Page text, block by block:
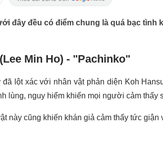
đây đều có điểm chung là quá bạc tình
Min Ho) - "Pachinko"
lột xác với nhân vật phản diện Koh
lùng, nguy hiểm khiến mọi người cảm thấy
này cũng khiến khán giả cảm thấy tức giận